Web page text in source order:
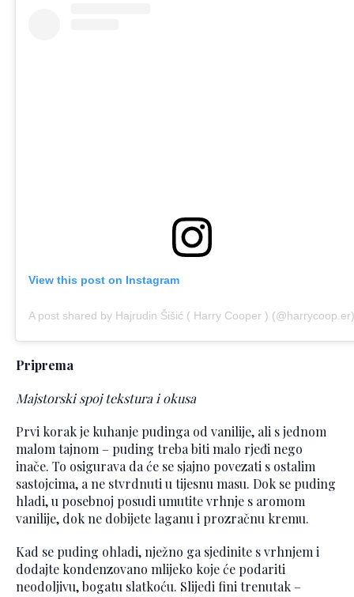
View this post on Instagram
A post shared by Hajrudin Šišić ( Harry Cooper ) (@harrycoop.er)
Priprema
Majstorski spoj tekstura i okusa
Prvi korak je kuhanje pudinga od vanilije, ali s jednom
malom tajnom – puding treba biti malo rjeđi nego
inače. To osigurava da će se sjajno povezati s ostalim
sastojcima, a ne stvrdnuti u tijesnu masu. Dok se puding
hladi, u posebnoj posudi umutite vrhnje s aromom
vanilije, dok ne dobijete laganu i prozračnu kremu.
Kad se puding ohladi, nježno ga sjedinite s vrhnjem i
dodajte kondenzovano mlijeko koje će podariti
neodoljivu, bogatu slatkoću. Slijedi fini trenutak –